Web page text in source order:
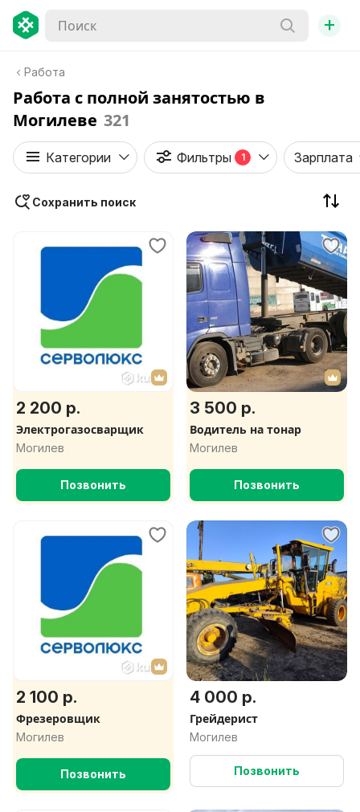
+
Работа
Работа с полной занятостью в
Могилеве 321
Категории Фильтры 1 Зарплата
Сохранить поиск
2 200 р.
Электрогазосварщик
Могилев
Позвонить
3 500 р.
Водитель на тонар
Могилев
Позвонить
2 100 р.
Фрезеровщик
Могилев
Позвонить
4 000 р.
Грейдерист
Могилев
Позвонить